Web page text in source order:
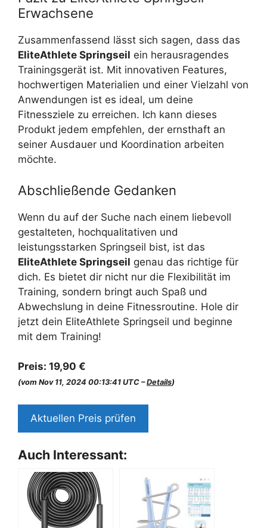
Erwachsene
Zusammenfassend lässt sich sagen, dass das
EliteAthlete Springseil ein herausragendes
Trainingsgerät ist. Mit innovativen Features,
hochwertigen Materialien und einer Vielzahl von
Anwendungen ist es ideal, um deine
Fitnessziele zu erreichen. Ich kann dieses
Produkt jedem empfehlen, der ernsthaft an
seiner Ausdauer und Koordination arbeiten
möchte.
Abschließende Gedanken
Wenn du auf der Suche nach einem liebevoll
gestalteten, hochqualitativen und
leistungsstarken Springseil bist, ist das
EliteAthlete Springseil genau das richtige für
dich. Es bietet dir nicht nur die Flexibilität im
Training, sondern bringt auch Spaß und
Abwechslung in deine Fitnessroutine. Hole dir
jetzt dein EliteAthlete Springseil und beginne
mit dem Training!
Preis: 19,90 €
(vom Nov 11, 2024 00:13:41 UTC –Details)
Aktuellen Preis prüfen
Auch Interessant: